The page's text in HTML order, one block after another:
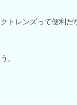
トレンズって便利だ
。